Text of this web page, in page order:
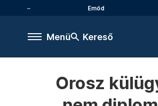
Emőd
Menü Kereső
Orosz